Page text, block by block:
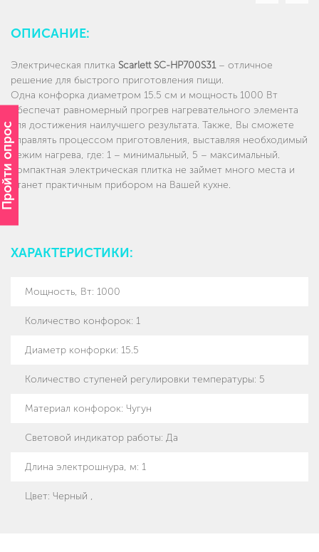
Пройти опрос
ОПИСАНИЕ:
Электрическая плитка Scarlett SC-HP700S31– отличное
решение для быстрого приготовления пищи.
Одна конфорка диаметром 15.5 см и мощность 1000 Вт
обеспечат равномерный прогрев нагревательного элемента
для достижения наилучшего результата. Также, Вы сможете
управлять процессом приготовления, выставляя необходимый
режим нагрева, где: 1 – минимальный, 5 – максимальный.
Компактная электрическая плитка не займет много места и
станет практичным прибором на Вашей кухне.
ХАРАКТЕРИСТИКИ:
Мощность, Вт: 1000
Количество конфорок: 1
Диаметр конфорки: 15.5
Количество ступеней регулировки температуры: 5
Материал конфорок: Чугун
Световой индикатор работы: Да
Длина электрошнура, м: 1
Цвет: Черный ,